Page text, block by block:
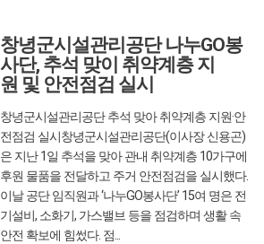
522
창녕군시설관리공단 나누GO봉
사단, 추석 맞이 취약계층 지
원 및 안전점검 실시
창녕군시설관리공단 추석 맞아 취약계층 지원·안
전점검 실시창녕군시설관리공단(이사장 신용곤)
은 지난 1일 추석을 맞아 관내 취약계층 10가구에
후원 물품을 전달하고 주거 안전점검을 실시했다.
이날 공단 임직원과 ‘나누GO봉사단’ 15여 명은 전
기설비, 소화기, 가스밸브 등을 점검하며 생활 속
안전 확보에 힘썼다. 점...